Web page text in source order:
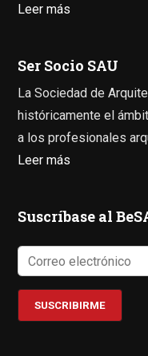
Leer más
Ser Socio SAU
La Sociedad de
históricamente el
a los profesionales
Leer más
Suscríbase al